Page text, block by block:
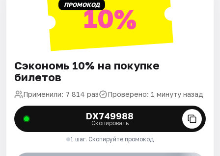
ПРОМОКОД10%
Сэкономь 10% на покупке
билетов
Применили: 7 814 раз Проверено: 1 минуту назад
DX749988
Скопировать
1 шаг. Скопируйте промокод